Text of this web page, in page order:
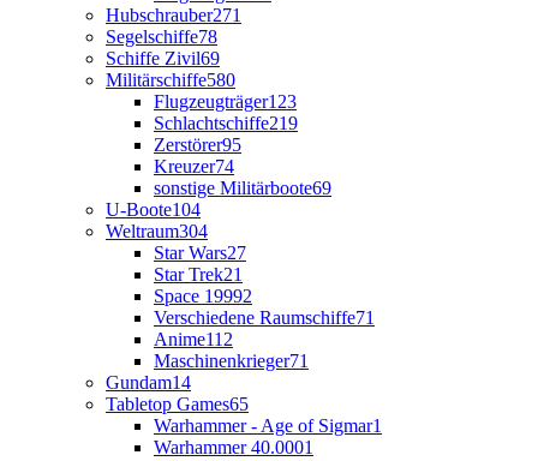
Hubschrauber271
Segelschiffe78
Schiffe Zivil69
Militärschiffe580
Flugzeugträger123
Schlachtschiffe219
Zerstörer95
Kreuzer74
sonstige Militärboote69
U-Boote104
Weltraum304
Star Wars27
Star Trek21
Space 19992
Verschiedene Raumschiffe71
Anime112
Maschinenkrieger71
Gundam14
Tabletop Games65
Warhammer - Age of Sigmar1
Warhammer 40.0001